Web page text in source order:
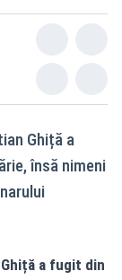
Ghiță a
însă nimeni
a fugit din